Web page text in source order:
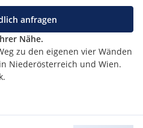
Nähe.
zu den eigenen vier Wänden
Niederösterreich und Wien.
anfragen